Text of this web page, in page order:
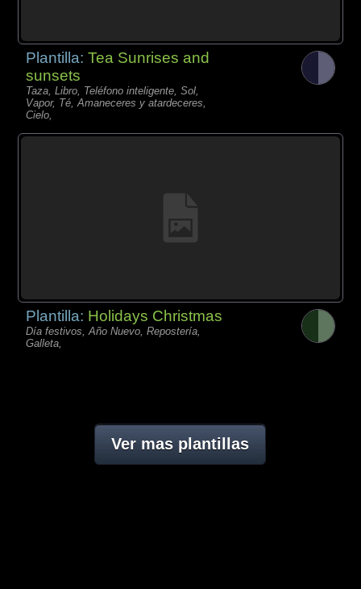
Plantilla:Tea Sunrises and
sunsets
Taza, Libro, Teléfono inteligente, Sol,
Vapor, Té, Amaneceres y atardeceres,
Cielo,
Plantilla: Holidays Christmas
Día festivos, Año Nuevo, Repostería,
Galleta,
Ver mas plantillas